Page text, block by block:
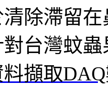
除滯留
對台灣蚊
料擷取DAQ